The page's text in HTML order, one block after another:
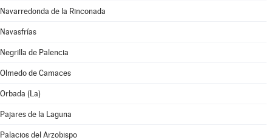
Navarredonda de la Rinconada
Navasfrías
Negrilla de Palencia
Olmedo de Camaces
Orbada (La)
Pajares de la Laguna
Palacios del Arzobispo